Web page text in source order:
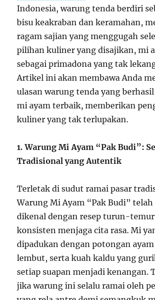
Indonesia, warung tenda berdiri
bisu keakraban dan keramahan,
ragam sajian yang menggugah
pilihan kuliner yang disajikan, mi
sebagai primadona yang tak
Artikel ini akan membawa Anda
ulasan warung tenda yang
mi ayam terbaik, memberikan
kuliner yang tak terlupakan.
1. Warung Mi Ayam “Pak Budi”:
Tradisional yang Autentik
Terletak di sudut ramai pasar
Warung Mi Ayam “Pak Budi” telah
dikenal dengan resep turun-
konsisten menjaga cita rasa. Mi
dipadukan dengan potongan
lembut, serta kuah kaldu yang
setiap suapan menjadi kenangan.
jika warung ini selalu ramai oleh